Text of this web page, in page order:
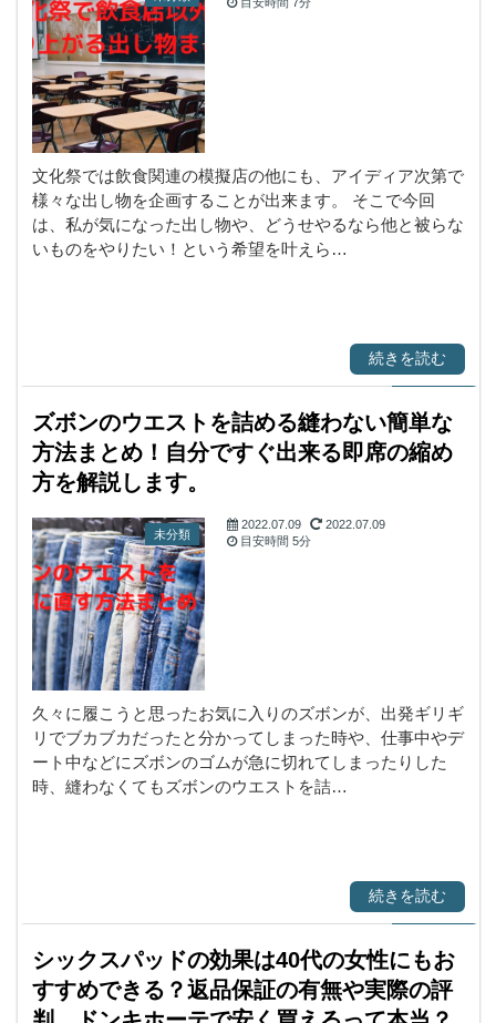
目安時間 7分
文化祭では飲食関連の模擬店の他にも、アイディア次第で
様々な出し物を企画することが出来ます。 そこで今回
は、私が気になった出し物や、どうせやるなら他と被らな
いものをやりたい！という希望を叶えら…
続きを読む
ズボンのウエストを詰める縫わない簡単な
方法まとめ！自分ですぐ出来る即席の縮め
方を解説します。
未分類
2022.07.09
2022.07.09
目安時間 5分
久々に履こうと思ったお気に入りのズボンが、出発ギリギ
リでブカブカだったと分かってしまった時や、仕事中やデ
ート中などにズボンのゴムが急に切れてしまったりした
時、縫わなくてもズボンのウエストを詰…
続きを読む
シックスパッドの効果は40代の女性にもお
すすめできる？返品保証の有無や実際の評